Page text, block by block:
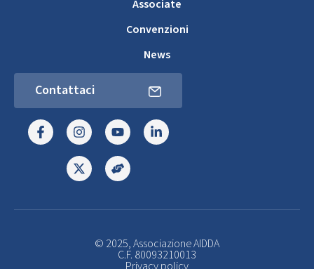
Associate
Convenzioni
News
Contattaci
© 2025, Associazione AIDDA
C.F. 80093210013
Privacy policy